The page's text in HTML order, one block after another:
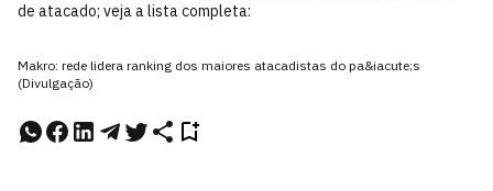
de atacado; veja a lista completa:
Makro: rede lidera ranking dos maiores atacadistas do pa&iacute;s
(Divulgação)